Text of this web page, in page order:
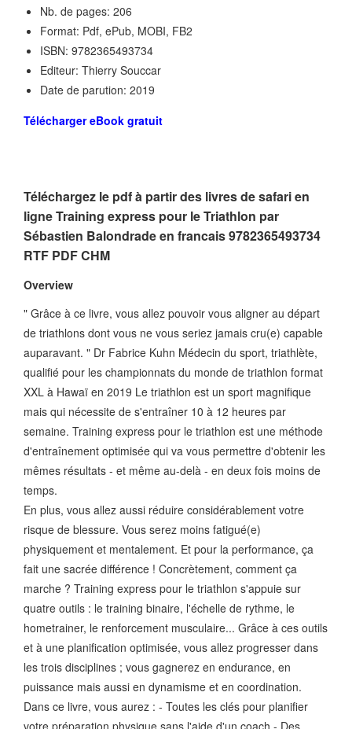
Nb. de pages: 206
Format: Pdf, ePub, MOBI, FB2
ISBN: 9782365493734
Editeur: Thierry Souccar
Date de parution: 2019
Télécharger eBook gratuit
Téléchargez le pdf à partir des livres de safari en
ligne Training express pour le Triathlon par
Sébastien Balondrade en francais 9782365493734
RTF PDF CHM
Overview
" Grâce à ce livre, vous allez pouvoir vous aligner au départ
de triathlons dont vous ne vous seriez jamais cru(e) capable
auparavant. " Dr Fabrice Kuhn Médecin du sport, triathlète,
qualifié pour les championnats du monde de triathlon format
XXL à Hawaï en 2019 Le triathlon est un sport magnifique
mais qui nécessite de s'entraîner 10 à 12 heures par
semaine. Training express pour le triathlon est une méthode
d'entraînement optimisée qui va vous permettre d'obtenir les
mêmes résultats - et même au-delà - en deux fois moins de
temps.
En plus, vous allez aussi réduire considérablement votre
risque de blessure. Vous serez moins fatigué(e)
physiquement et mentalement. Et pour la performance, ça
fait une sacrée différence ! Concrètement, comment ça
marche ? Training express pour le triathlon s'appuie sur
quatre outils : le training binaire, l'échelle de rythme, le
hometrainer, le renforcement musculaire... Grâce à ces outils
et à une planification optimisée, vous allez progresser dans
les trois disciplines ; vous gagnerez en endurance, en
puissance mais aussi en dynamisme et en coordination.
Dans ce livre, vous aurez : - Toutes les clés pour planifier
votre préparation physique sans l'aide d'un coach - Des